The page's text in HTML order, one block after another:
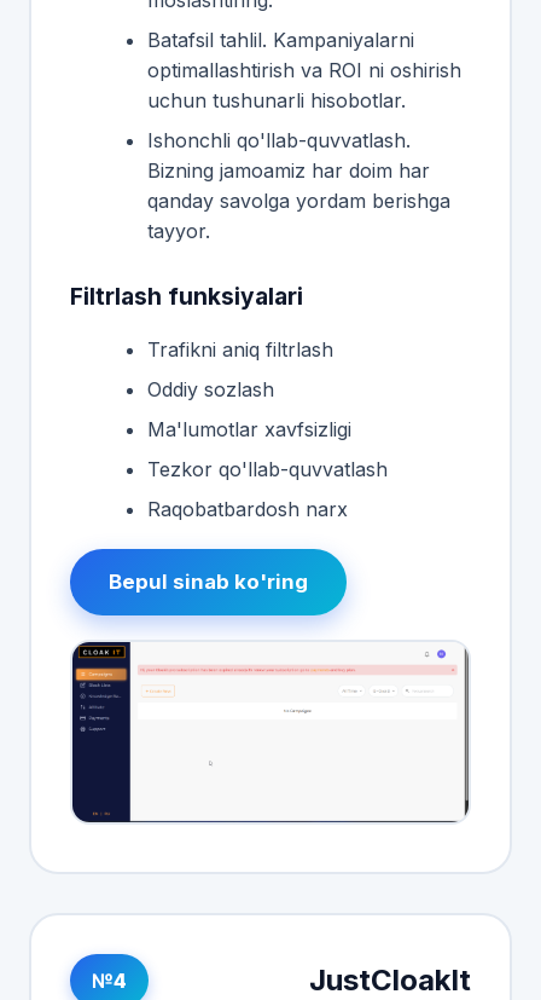
Batafsil tahlil. Kampaniyalarni
optimallashtirish va ROI ni oshirish
uchun tushunarli hisobotlar.
Ishonchli qo'llab-quvvatlash.
Bizning jamoamiz har doim har
qanday savolga yordam berishga
tayyor.
Filtrlash funksiyalari
Trafikni aniq filtrlash
Oddiy sozlash
Ma'lumotlar xavfsizligi
Tezkor qo'llab-quvvatlash
Raqobatbardosh narx
Bepul sinab ko'ring
№4 JustCloakIt